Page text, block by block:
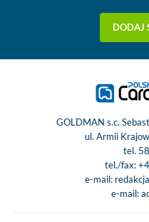
DODAJ
GOLDMAN s.c.
ul. Armii
tel.
tel./fax:
e-mail:
e-mail: